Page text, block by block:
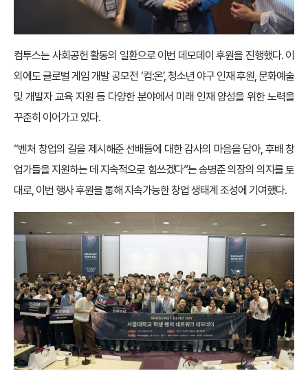
컴투스는 사회공헌 활동의 일환으로 이번 데모데이 후원을 진행했다. 이
외에도 글로벌 게임 개발 공모전 ‘컴:온’, 청소년 야구 인재 후원, 문화예술
및 개발자 교육 지원 등 다양한 분야에서 미래 인재 양성을 위한 노력을
꾸준히 이어가고 있다.
“벤처 창업의 길을 제시해준 선배들에 대한 감사의 마음을 담아, 후배 창
업가들을 지원하는 데 지속적으로 힘쓰겠다”는 송병준 의장의 의지를 토
대로, 이번 행사 후원을 통해 지속가능한 창업 생태계 조성에 기여했다.